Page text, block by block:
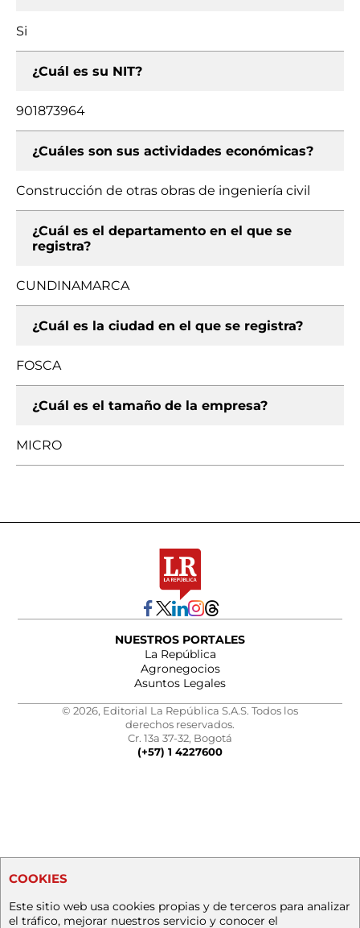
Si
¿Cuál es su NIT?
901873964
¿Cuáles son sus actividades económicas?
Construcción de otras obras de ingeniería civil
¿Cuál es el departamento en el que se
registra?
CUNDINAMARCA
¿Cuál es la ciudad en el que se registra?
FOSCA
¿Cuál es el tamaño de la empresa?
MICRO
NUESTROS PORTALES
La República
Agronegocios
Asuntos Legales
© 2026, Editorial La República S.A.S. Todos los
derechos reservados.
Cr. 13a 37-32, Bogotá
(+57) 1 4227600
COOKIES
Este sitio web usa cookies propias y de terceros para analizar
el tráfico, mejorar nuestros servicio y conocer el